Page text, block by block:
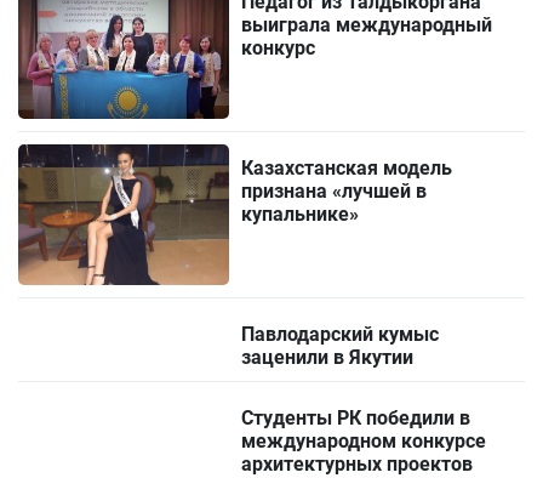
выиграла международный
конкурс
Казахстанская модель
признана «лучшей в
купальнике»
Павлодарский кумыс
заценили в Якутии
Студенты РК победили в
международном конкурсе
архитектурных проектов